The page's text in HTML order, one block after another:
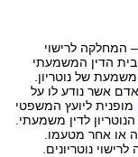
– המחלקה לרישוי
בית הדין המשמעתי
של נוטריון.
אדם אשר נודע לו על
מופנית ליועץ המשפטי
לדין משמעתי.
או אחר מטעמו.
נוטריונים.